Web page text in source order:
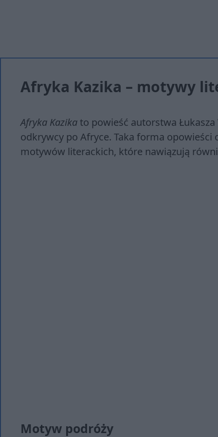
Afryka Kazika – motywy
Afryka Kazika to powieść autorstwa
odkrywcy po Afryce. Taka forma
motywów literackich, które nawiązują
Motyw podróży